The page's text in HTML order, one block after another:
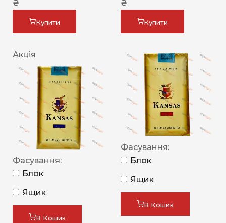
₴
Купити
₴
Купити
Акція
Фасування:
Блок
Ящик
В Кошик
Фасування:
Блок
Ящик
В Кошик